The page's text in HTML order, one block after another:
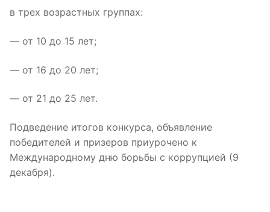
в трех возрастных группах:
— от 10 до 15 лет;
— от 16 до 20 лет;
— от 21 до 25 лет.
Подведение итогов конкурса, объявление
победителей и призеров приурочено к
Международному дню борьбы с коррупцией (9
декабря).